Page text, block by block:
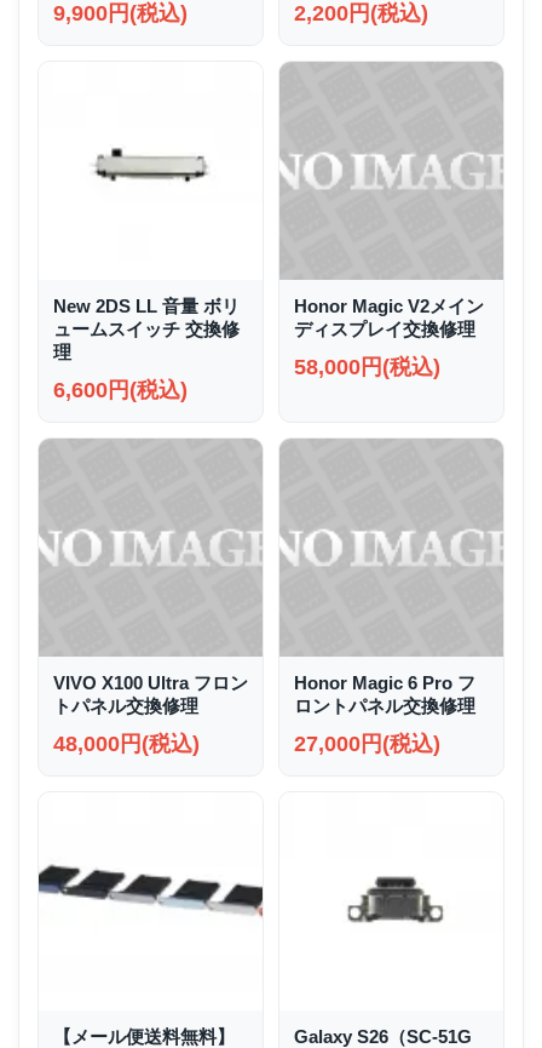
9,900円(税込) 2,200円(税込)
New 2DS LL 音量 ボリ
ュームスイッチ 交換修
理
6,600円(税込)
Honor Magic V2メイン
ディスプレイ交換修理
58,000円(税込)
VIVO X100 Ultra フロン
トパネル交換修理
48,000円(税込)
Honor Magic 6 Pro フ
ロントパネル交換修理
27,000円(税込)
【メール便送料無料】
Galaxy S26（SC-51G